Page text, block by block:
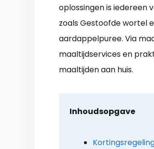
oplossingen is iedereen
zoals Gestoofde wortel
aardappelpuree. Via
maaltijdservices en
maaltijden aan huis.
Inhoudsopgave